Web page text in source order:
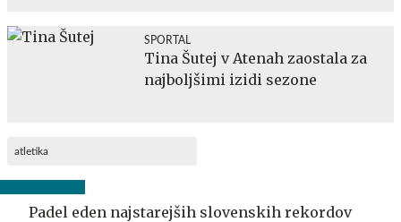
SPORTAL
Tina Šutej v Atenah zaostala za
najboljšimi izidi sezone
atletika
Padel eden najstarejših slovenskih rekordov